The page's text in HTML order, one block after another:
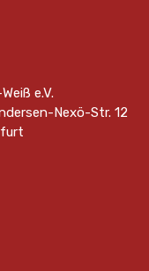
e.V.
Nexö-Str. 12